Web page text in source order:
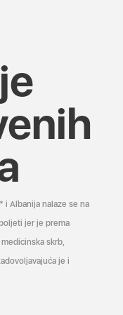
i Albanija nalaze se na
jer je prema
skrb,
je i